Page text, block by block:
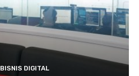
BISNIS DIGITAL